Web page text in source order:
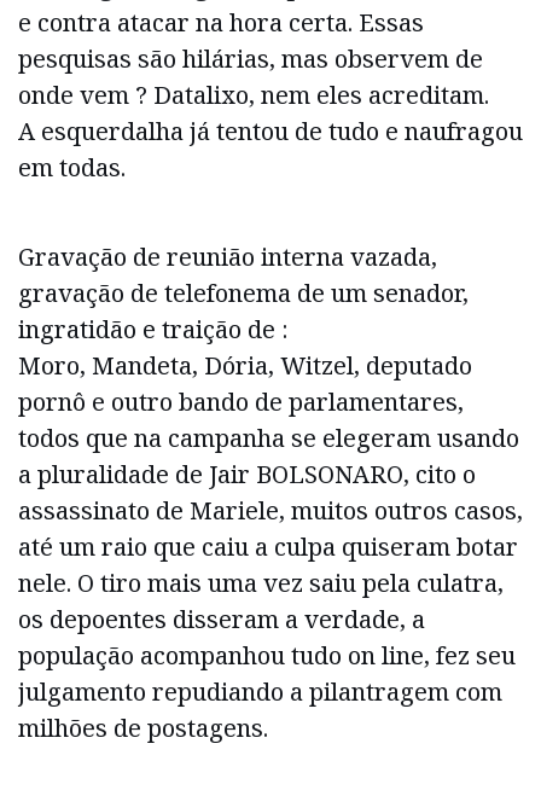
e contra atacar na hora certa. Essas
pesquisas são hilárias, mas observem de
onde vem ? Datalixo, nem eles acreditam.
A esquerdalha já tentou de tudo e naufragou
em todas.
Gravação de reunião interna vazada,
gravação de telefonema de um senador,
ingratidão e traição de :
Moro, Mandeta, Dória, Witzel, deputado
pornô e outro bando de parlamentares,
todos que na campanha se elegeram usando
a pluralidade de Jair BOLSONARO, cito o
assassinato de Mariele, muitos outros casos,
até um raio que caiu a culpa quiseram botar
nele. O tiro mais uma vez saiu pela culatra,
os depoentes disseram a verdade, a
população acompanhou tudo on line, fez seu
julgamento repudiando a pilantragem com
milhões de postagens.